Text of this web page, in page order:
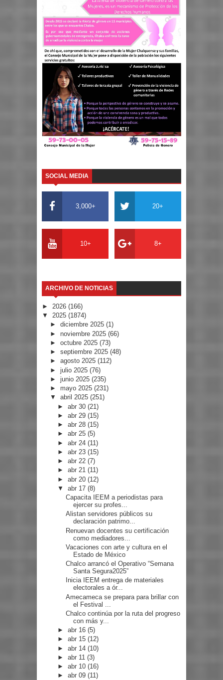
SOCIAL MEDIA
3,000+ 20+
10+ 8+
ARCHIVO DE NOTICIAS
► 2026 (166)
▼ 2025 (1874)
► diciembre 2025 (1)
► noviembre 2025 (66)
► octubre 2025 (73)
► septiembre 2025 (48)
► agosto 2025 (112)
► julio 2025 (76)
► junio 2025 (235)
► mayo 2025 (231)
▼ abril 2025 (251)
►abr 30(21)
►abr 29(15)
►abr 28(15)
►abr 25(5)
►abr 24(11)
►abr 23(15)
►abr 22(7)
►abr 21(11)
►abr 20(12)
▼abr 17(8)
Capacita IEEM a periodistas para
ejercer su profes...
Alistan servidores públicos su
declaración patrimo...
Renuevan docentes su certificación
como mediadores...
Vacaciones con arte y cultura en el
Estado de México
Chalco arrancó el Operativo “Semana
Santa Segura2025”
Inicia IEEM entrega de materiales
electorales a ór...
Amecameca se prepara para brillar con
el Festival ...
Chalco continúa por la ruta del progreso
con más y...
►abr 16(5)
►abr 15(12)
►abr 14(10)
►abr 11(3)
►abr 10(16)
►abr 09(11)